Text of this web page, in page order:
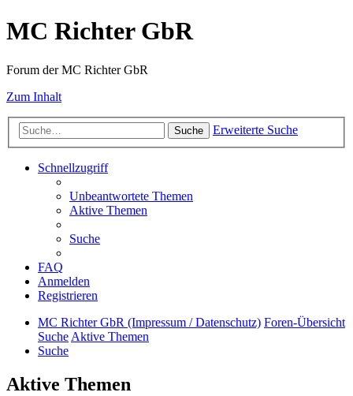
MC Richter GbR
Forum der MC Richter GbR
Zum Inhalt
Suche Erweiterte Suche
Schnellzugriff
Unbeantwortete Themen
Aktive Themen
Suche
FAQ
Anmelden
Registrieren
MC Richter GbR (Impressum / Datenschutz) Foren-Übersicht
SucheAktive Themen
Suche
Aktive Themen